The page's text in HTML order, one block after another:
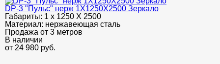
DP-3 "Пульс" нерж 1Х1250Х2500 Зеркало
Габариты: 1 х 1250 Х 2500
Материал: нержавеющая сталь
Продажа от 3 метров
В наличии
от 24 980 руб.